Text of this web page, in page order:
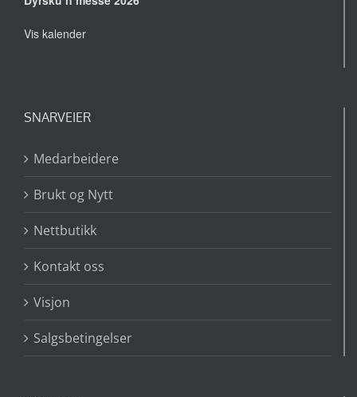
Vis kalender
SNARVEIER
Medarbeidere
Brukt og Nytt
Nettbutikk
Kontakt oss
Visjon
Salgsbetingelser